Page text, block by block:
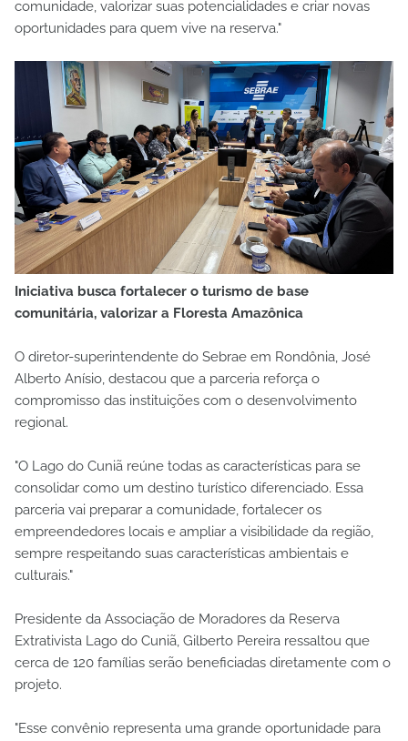
comunidade, valorizar suas potencialidades e criar novas
oportunidades para quem vive na reserva."
Iniciativa busca fortalecer o turismo de base
comunitária, valorizar a Floresta Amazônica
O diretor-superintendente do Sebrae em Rondônia, José
Alberto Anísio, destacou que a parceria reforça o
compromisso das instituições com o desenvolvimento
regional.
"O Lago do Cuniã reúne todas as características para se
consolidar como um destino turístico diferenciado. Essa
parceria vai preparar a comunidade, fortalecer os
empreendedores locais e ampliar a visibilidade da região,
sempre respeitando suas características ambientais e
culturais."
Presidente da Associação de Moradores da Reserva
Extrativista Lago do Cuniã, Gilberto Pereira ressaltou que
cerca de 120 famílias serão beneficiadas diretamente com o
projeto.
"Esse convênio representa uma grande oportunidade para